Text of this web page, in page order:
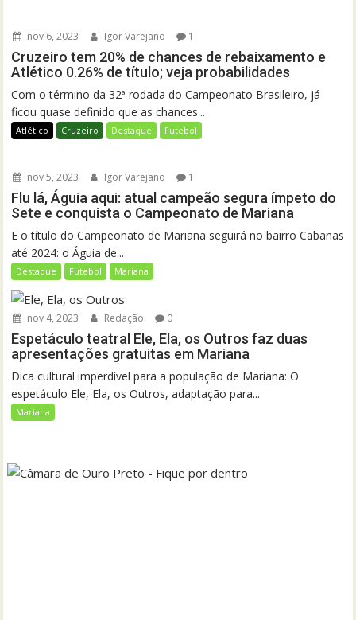
nov 6, 2023 Igor Varejano 1
Cruzeiro tem 20% de chances de rebaixamento e
Atlético 0.26% de título; veja probabilidades
Com o término da 32ª rodada do Campeonato Brasileiro, já
ficou quase definido que as chances...
Atlético Cruzeiro Destaque Futebol
nov 5, 2023 Igor Varejano 1
Flu lá, Águia aqui: atual campeão segura ímpeto do
Sete e conquista o Campeonato de Mariana
E o título do Campeonato de Mariana seguirá no bairro Cabanas
até 2024: o Águia de...
Destaque Futebol Mariana
nov 4, 2023 Redação 0
Espetáculo teatral Ele, Ela, os Outros faz duas
apresentações gratuitas em Mariana
Dica cultural imperdível para a população de Mariana: O
espetáculo Ele, Ela, os Outros, adaptação para...
Mariana